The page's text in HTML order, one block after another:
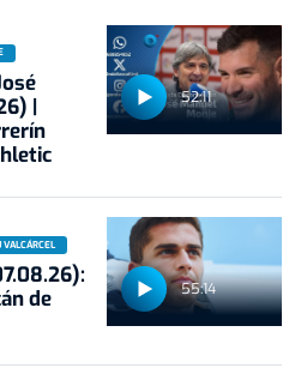
52:11
|
55:14
de